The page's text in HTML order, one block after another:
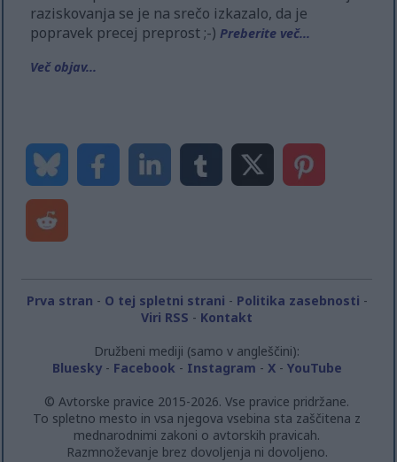
raziskovanja se je na srečo izkazalo, da je
popravek precej preprost ;-)Preberite več...
Več objav...
Prva stran - O tej spletni strani - Politika zasebnosti -
Viri RSS - Kontakt
Družbeni mediji (samo v angleščini):
Bluesky- Facebook - Instagram - X- YouTube
© Avtorske pravice 2015-2026. Vse pravice pridržane.
To spletno mesto in vsa njegova vsebina sta zaščitena z
mednarodnimi zakoni o avtorskih pravicah.
Razmnoževanje brez dovoljenja ni dovoljeno.